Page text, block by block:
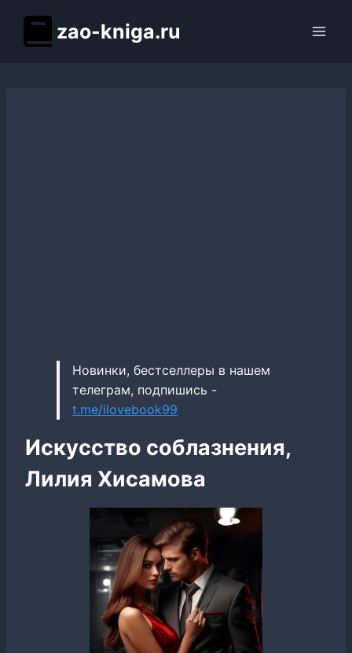
содержимому
zao-kniga.ru
Новинки, бестселлеры в нашем
телеграм, подпишись -
t.me/ilovebook99
Искусство соблазнения,
Лилия Хисамова